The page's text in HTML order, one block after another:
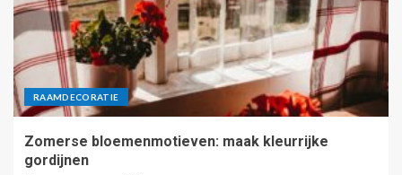
RAAMDECORATIE
Zomerse bloemenmotieven: maak kleurrijke
gordijnen